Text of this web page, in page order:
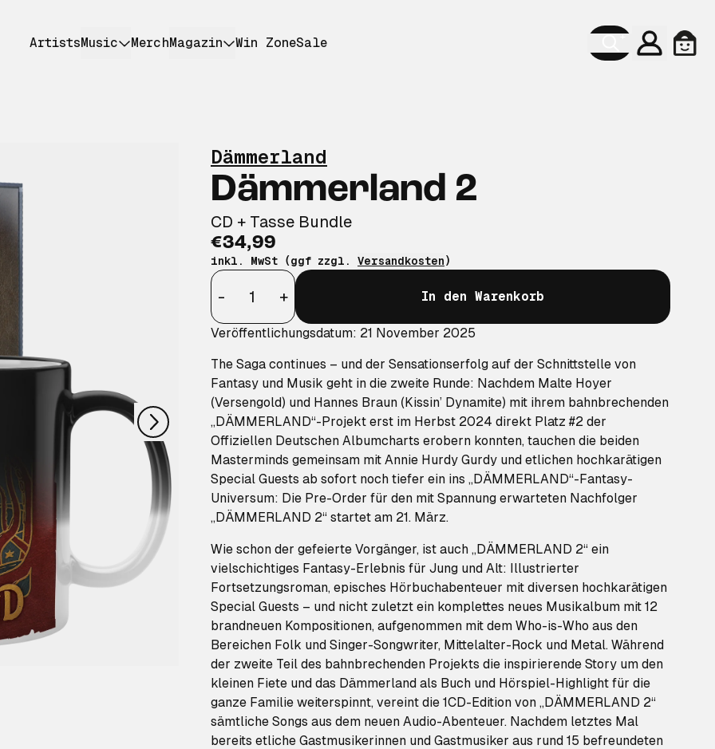
ArtistsMusic MerchMagazin Win ZoneSale
Konto
nächstes
Dämmerland
Dämmerland 2
CD + Tasse Bundle
€34,99
inkl. MwSt (ggf zzgl. Versandkosten)
Anzahl
-
+ In den Warenkorb
Veröffentlichungsdatum: 21 November 2025
The Saga continues – und der Sensationserfolg auf der Schnittstelle von
Fantasy und Musik geht in die zweite Runde: Nachdem Malte Hoyer
(Versengold) und Hannes Braun (Kissin’ Dynamite) mit ihrem bahnbrechenden
„DÄMMERLAND“-Projekt erst im Herbst 2024 direkt Platz #2 der
Offiziellen Deutschen Albumcharts erobern konnten, tauchen die beiden
Masterminds gemeinsam mit Annie Hurdy Gurdy und etlichen hochkarätigen
Special Guests ab sofort noch tiefer ein ins „DÄMMERLAND“-Fantasy-
Universum: Die Pre-Order für den mit Spannung erwarteten Nachfolger
„DÄMMERLAND 2“ startet am 21. März.
Wie schon der gefeierte Vorgänger, ist auch „DÄMMERLAND 2“ ein
vielschichtiges Fantasy-Erlebnis für Jung und Alt: Illustrierter
Fortsetzungsroman, episches Hörbuchabenteuer mit diversen hochkarätigen
Special Guests – und nicht zuletzt ein komplettes neues Musikalbum mit 12
brandneuen Kompositionen, aufgenommen mit dem Who-is-Who aus den
Bereichen Folk und Singer-Songwriter, Mittelalter-Rock und Metal. Während
der zweite Teil des bahnbrechenden Projekts die inspirierende Story um den
kleinen Fiete und das Dämmerland als Buch und Hörspiel-Highlight für die
ganze Familie weiterspinnt, vereint die 1CD-Edition von „DÄMMERLAND 2“
sämtliche Songs aus dem neuen Audio-Abenteuer. Nachdem letztes Mal
bereits etliche Gastmusikerinnen und Gastmusiker aus rund 15 befreundeten